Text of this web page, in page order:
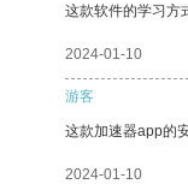
这款软件的学习方
2024-01-10
游客
这款加速器app的
2024-01-10